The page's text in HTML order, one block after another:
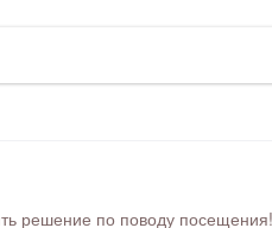
по поводу посещения!